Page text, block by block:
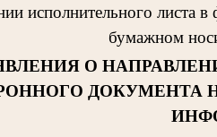
исполнительного листа в
бумажном
О
ДОКУМЕНТА